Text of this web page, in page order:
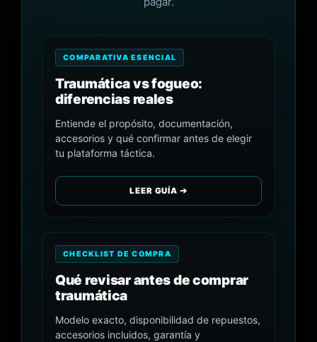
COMPARATIVA ESENCIAL
Traumática vs fogueo:
diferencias reales
Entiende el propósito, documentación,
accesorios y qué confirmar antes de elegir
tu plataforma táctica.
LEER GUÍA ➔
CHECKLIST DE COMPRA
Qué revisar antes de comprar
traumática
Modelo exacto, disponibilidad de repuestos,
accesorios incluidos, garantía y